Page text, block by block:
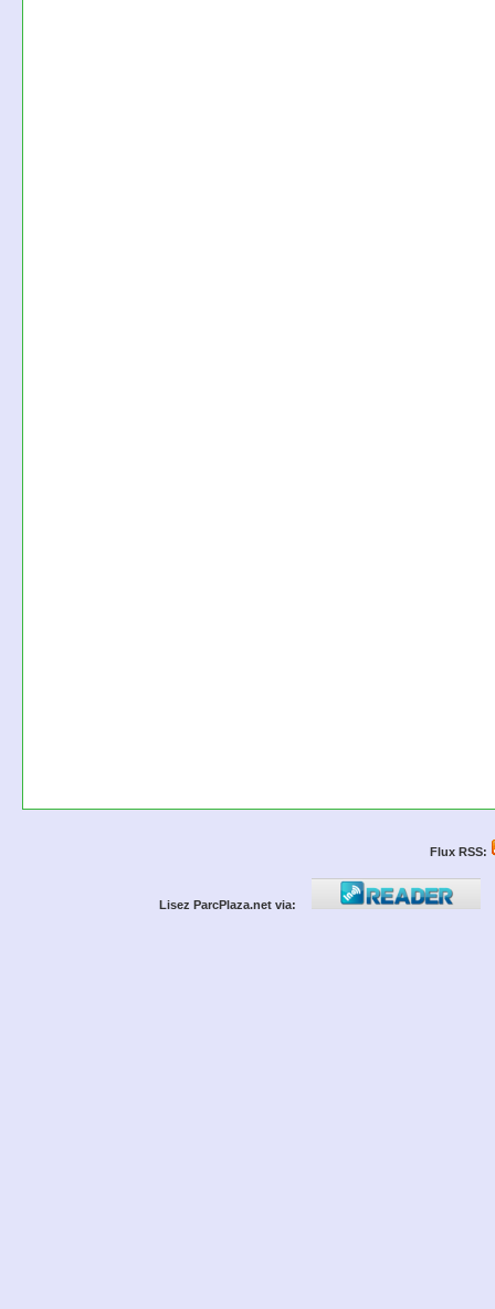
Flux RSS:
Lisez ParcPlaza.net via: